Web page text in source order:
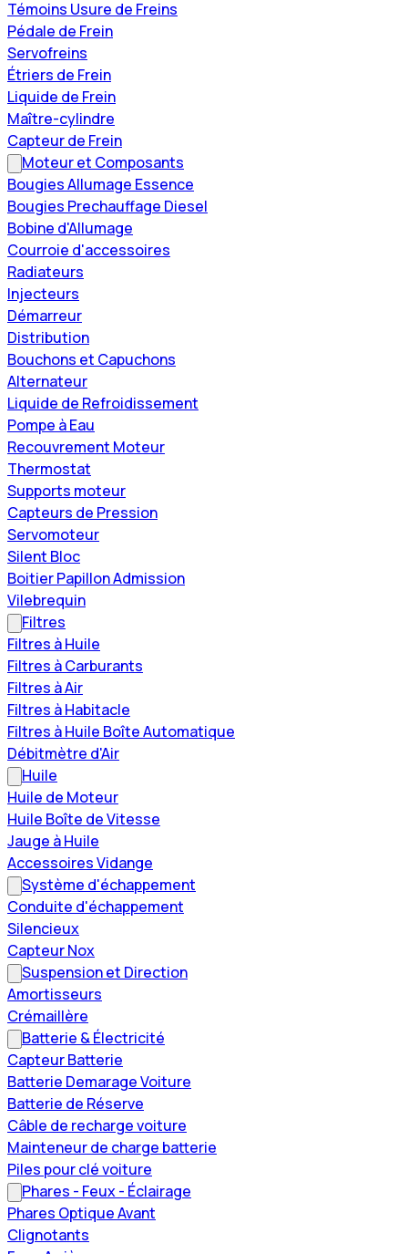
Témoins Usure de Freins
Pédale de Frein
Servofreins
Étriers de Frein
Liquide de Frein
Maître-cylindre
Capteur de Frein
Moteur et Composants
Bougies Allumage Essence
Bougies Prechauffage Diesel
Bobine d'Allumage
Courroie d'accessoires
Radiateurs
Injecteurs
Démarreur
Distribution
Bouchons et Capuchons
Alternateur
Liquide de Refroidissement
Pompe à Eau
Recouvrement Moteur
Thermostat
Supports moteur
Capteurs de Pression
Servomoteur
Silent Bloc
Boitier Papillon Admission
Vilebrequin
Filtres
Filtres à Huile
Filtres à Carburants
Filtres à Air
Filtres à Habitacle
Filtres à Huile Boîte Automatique
Débitmètre d'Air
Huile
Huile de Moteur
Huile Boîte de Vitesse
Jauge à Huile
Accessoires Vidange
Système d'échappement
Conduite d'échappement
Silencieux
Capteur Nox
Suspension et Direction
Amortisseurs
Crémaillère
Batterie & Électricité
Capteur Batterie
Batterie Demarage Voiture
Batterie de Réserve
Câble de recharge voiture
Mainteneur de charge batterie
Piles pour clé voiture
Phares - Feux - Éclairage
Phares Optique Avant
Clignotants